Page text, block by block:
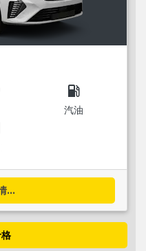
local_gas_station
汽油
...